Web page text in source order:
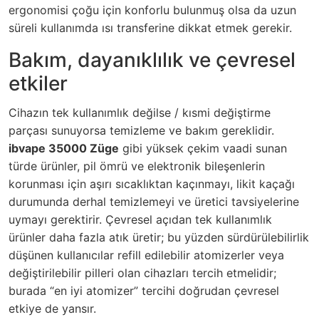
ergonomisi çoğu için konforlu bulunmuş olsa da uzun
süreli kullanımda ısı transferine dikkat etmek gerekir.
Bakım, dayanıklılık ve çevresel
etkiler
Cihazın tek kullanımlık değilse / kısmi değiştirme
parçası sunuyorsa temizleme ve bakım gereklidir.
ibvape 35000 Züge gibi yüksek çekim vaadi sunan
türde ürünler, pil ömrü ve elektronik bileşenlerin
korunması için aşırı sıcaklıktan kaçınmayı, likit kaçağı
durumunda derhal temizlemeyi ve üretici tavsiyelerine
uymayı gerektirir. Çevresel açıdan tek kullanımlık
ürünler daha fazla atık üretir; bu yüzden sürdürülebilirlik
düşünen kullanıcılar refill edilebilir atomizerler veya
değiştirilebilir pilleri olan cihazları tercih etmelidir;
burada “en iyi atomizer” tercihi doğrudan çevresel
etkiye de yansır.